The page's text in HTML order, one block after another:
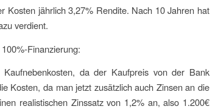
Kosten jährlich 3,27% Rendite. Nach 10 Jahren hat
verdient.
Finanzierung:
da der Kaufpreis von der Bank
Kosten, da man jetzt zusätzlich auch Zinsen an die
realistischen Zinssatz von 1,2% an, also 1.200€